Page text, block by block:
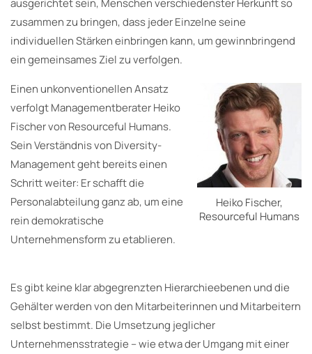
zusammen zu bringen, dass jeder Einzelne seine
individuellen Stärken einbringen kann, um gewinnbringend
ein gemeinsames Ziel zu verfolgen.
Heiko Fischer,
Resourceful Humans
Einen unkonventionellen Ansatz
verfolgt Managementberater Heiko
Fischer von Resourceful Humans.
Sein Verständnis von Diversity-
Management geht bereits einen
Schritt weiter: Er schafft die
Personalabteilung ganz ab, um eine
rein demokratische
Unternehmensform zu etablieren.
Es gibt keine klar abgegrenzten Hierarchieebenen und die
Gehälter werden von den Mitarbeiterinnen und Mitarbeitern
selbst bestimmt. Die Umsetzung jeglicher
Unternehmensstrategie – wie etwa der Umgang mit einer